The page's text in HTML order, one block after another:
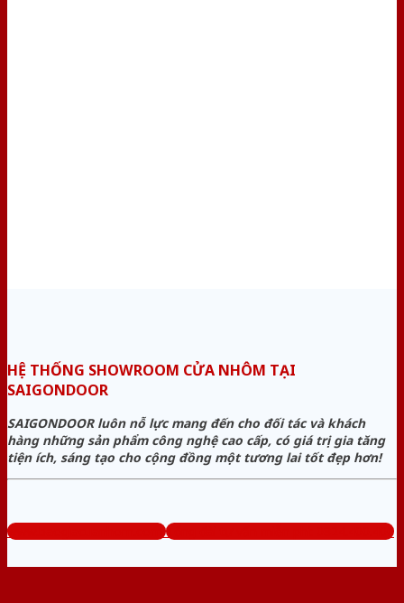
HỆ THỐNG SHOWROOM CỬA NHÔM TẠI
SAIGONDOOR
SAIGONDOOR luôn nỗ lực mang đến cho đối tác và khách
hàng những sản phẩm công nghệ cao cấp, có giá trị gia tăng
tiện ích, sáng tạo cho cộng đồng một tương lai tốt đẹp hơn!
www.baogiacuanhom.com Tổng đài tư vấn miễn phí: 0824.400.400